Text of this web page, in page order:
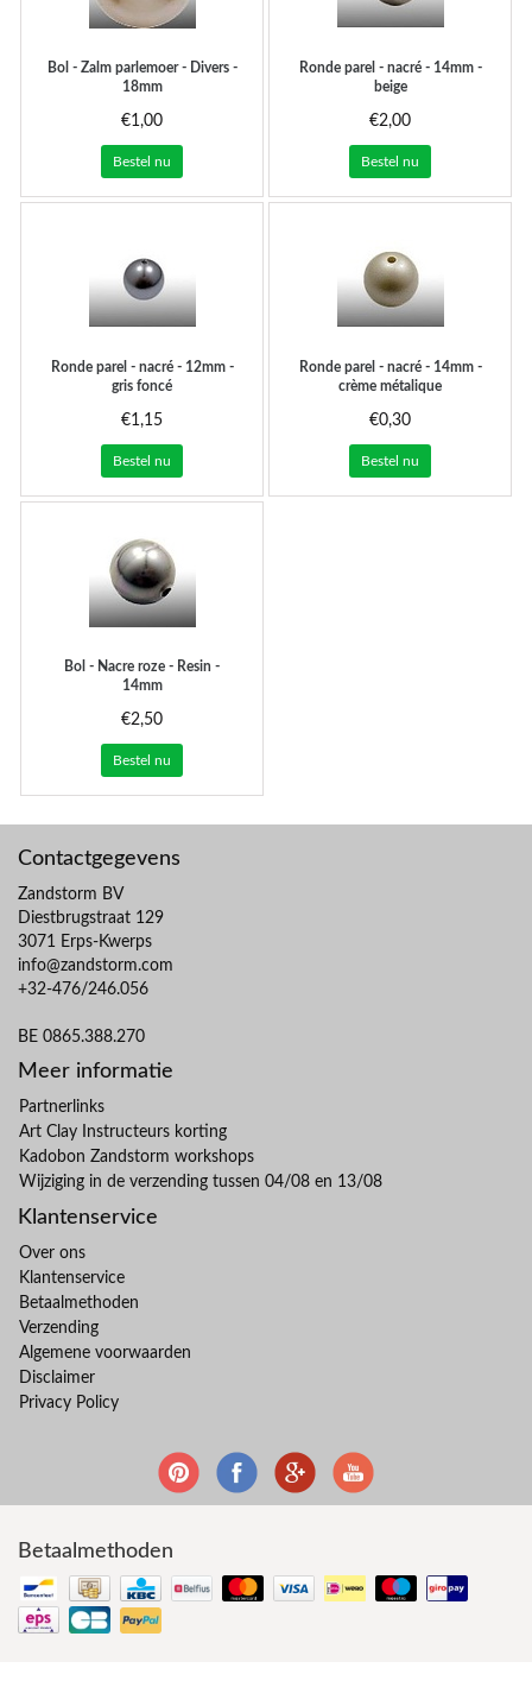
Bol - Zalm parlemoer - Divers -
18mm
€1,00
Bestel nu
Ronde parel - nacré - 14mm -
beige
€2,00
Bestel nu
Ronde parel - nacré - 12mm -
gris foncé
€1,15
Bestel nu
Ronde parel - nacré - 14mm -
crème métalique
€0,30
Bestel nu
Bol - Nacre roze - Resin -
14mm
€2,50
Bestel nu
Contactgegevens
Zandstorm BV
Diestbrugstraat 129
3071 Erps-Kwerps
info@zandstorm.com
+32-476/246.056
BE 0865.388.270
Meer informatie
Partnerlinks
Art Clay Instructeurs korting
Kadobon Zandstorm workshops
Wijziging in de verzending tussen 04/08 en 13/08
Klantenservice
Over ons
Klantenservice
Betaalmethoden
Verzending
Algemene voorwaarden
Disclaimer
Privacy Policy
Betaalmethoden